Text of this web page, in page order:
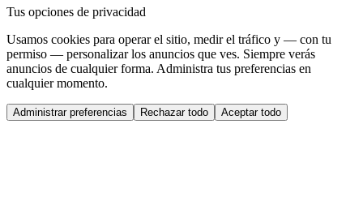
Tus opciones de privacidad
Usamos cookies para operar el sitio, medir el tráfico y — con tu
permiso — personalizar los anuncios que ves. Siempre verás
anuncios de cualquier forma. Administra tus preferencias en
cualquier momento.
Administrar preferencias Rechazar todo Aceptar todo